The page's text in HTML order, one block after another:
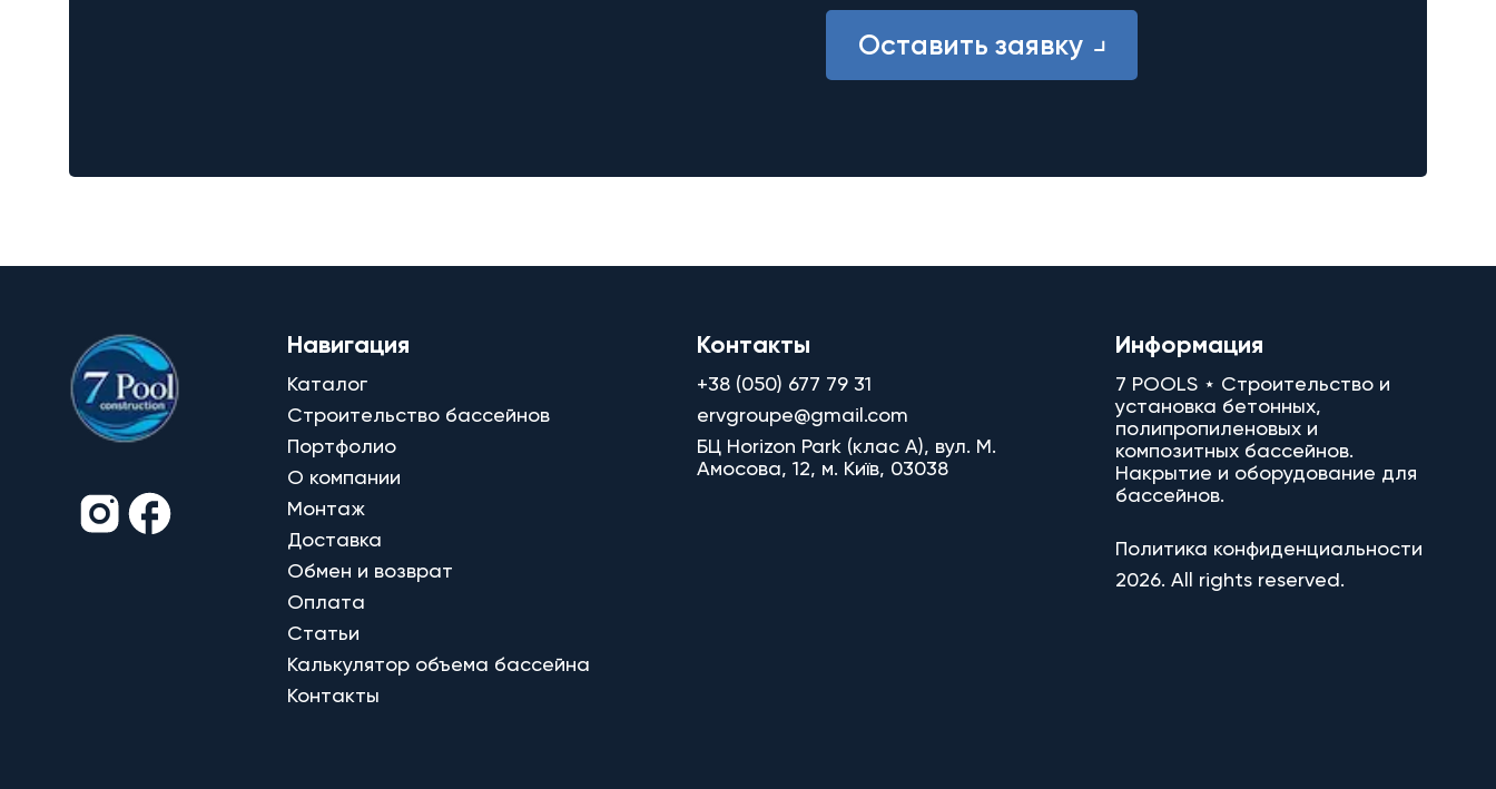
Оставить заявку
Навигация
Каталог
Строительство бассейнов
Портфолио
О компании
Монтаж
Доставка
Обмен и возврат
Оплата
Статьи
Калькулятор объема бассейна
Контакты
Контакты
+38 (050) 677 79 31
ervgroupe@gmail.com
БЦ Horizon Park (клас A), вул. М.
Амосова, 12, м. Київ, 03038
Информация
7 POOLS ⋆ Строительство и
установка бетонных,
полипропиленовых и
композитных бассейнов.
Накрытие и оборудование для
бассейнов.
Политика конфиденциальности
2026. All rights reserved.